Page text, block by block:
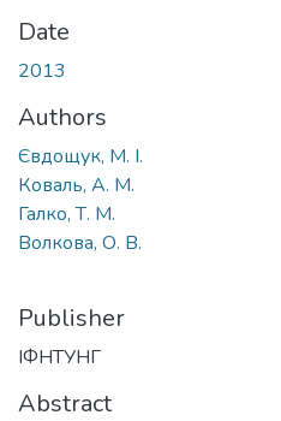
Date
2013
Authors
Євдощук, М. І.
Коваль, А. М.
Галко, Т. М.
Волкова, О. В.
Publisher
ІФНТУНГ
Abstract